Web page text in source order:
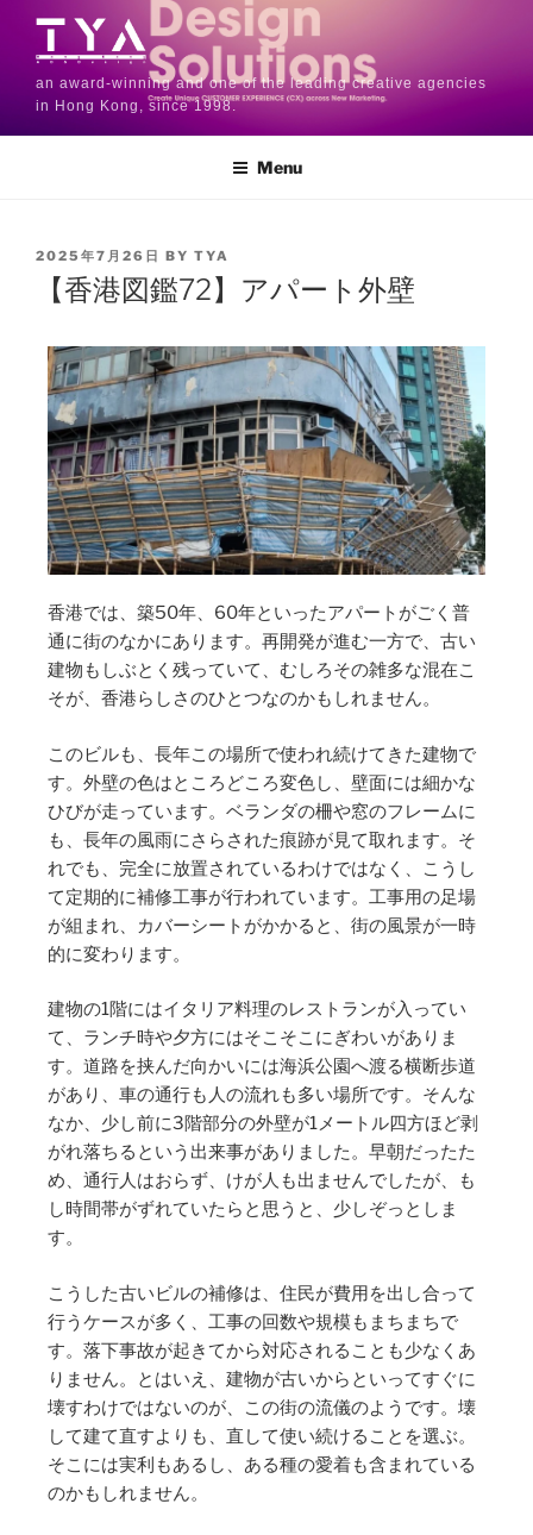
an award-winning and one of the leading creative agencies
in Hong Kong, since 1998.
Menu
2025年7月26日 BY TYA
【香港図鑑72】アパート外壁
香港では、築50年、60年といったアパートがごく普
通に街のなかにあります。再開発が進む一方で、古い
建物もしぶとく残っていて、むしろその雑多な混在こ
そが、香港らしさのひとつなのかもしれません。
このビルも、長年この場所で使われ続けてきた建物で
す。外壁の色はところどころ変色し、壁面には細かな
ひびが走っています。ベランダの柵や窓のフレームに
も、長年の風雨にさらされた痕跡が見て取れます。そ
れでも、完全に放置されているわけではなく、こうし
て定期的に補修工事が行われています。工事用の足場
が組まれ、カバーシートがかかると、街の風景が一時
的に変わります。
建物の1階にはイタリア料理のレストランが入ってい
て、ランチ時や夕方にはそこそこにぎわいがありま
す。道路を挟んだ向かいには海浜公園へ渡る横断歩道
があり、車の通行も人の流れも多い場所です。そんな
なか、少し前に3階部分の外壁が1メートル四方ほど剥
がれ落ちるという出来事がありました。早朝だったた
め、通行人はおらず、けが人も出ませんでしたが、も
し時間帯がずれていたらと思うと、少しぞっとしま
す。
こうした古いビルの補修は、住民が費用を出し合って
行うケースが多く、工事の回数や規模もまちまちで
す。落下事故が起きてから対応されることも少なくあ
りません。とはいえ、建物が古いからといってすぐに
壊すわけではないのが、この街の流儀のようです。壊
して建て直すよりも、直して使い続けることを選ぶ。
そこには実利もあるし、ある種の愛着も含まれている
のかもしれません。